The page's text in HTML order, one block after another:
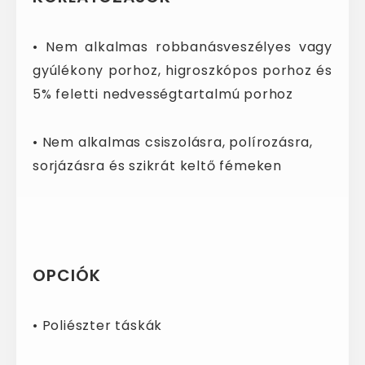
• Nem alkalmas robbanásveszélyes vagy
gyúlékony porhoz, higroszkópos porhoz és
5% feletti nedvességtartalmú porhoz
• Nem alkalmas csiszolásra, polírozásra,
sorjázásra és szikrát keltő fémeken
OPCIÓK
• Poliészter táskák